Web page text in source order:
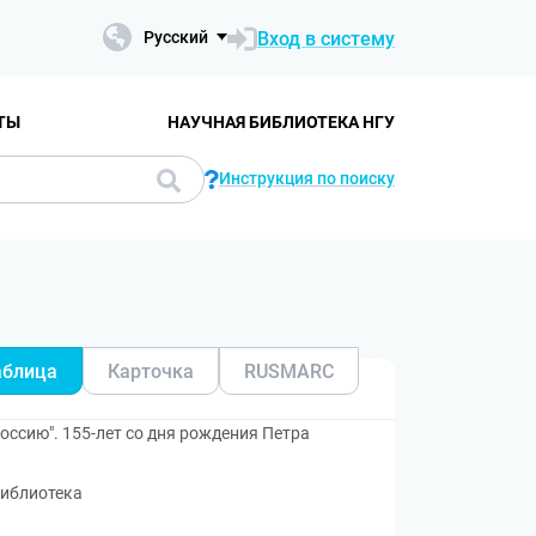
Русский Вход в систему
НАУЧНАЯ БИБЛИОТЕКА НГУ
Инструкция по поиску
Карточка RUSMARC
155-лет со дня рождения Петра